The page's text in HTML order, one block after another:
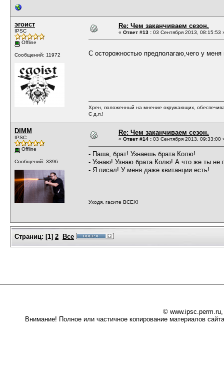
эгоист
IPSC
Offline
Сообщений: 11972
Re: Чем заканчиваем сезон.
« Ответ #13 : 03 Сентября 2013, 08:15:53
С осторожностью предполагаю,чего у
Хрен, положенный на мнение окружающих,
С д.п.!
DIMM
IPSC
Offline
Сообщений: 3396
Re: Чем заканчиваем сезон.
« Ответ #14 : 03 Сентября 2013, 09:33:00
- Паша, брат! Узнаешь брата Колю!
- Узнаю! Узнаю брата Колю! А что же ты не
- Я писал! У меня даже квитанции есть!
Уходя, гасите ВСЕХ!
Страниц: [1] 2 Все
©
Внимание! Полное или частичное копирование материалов